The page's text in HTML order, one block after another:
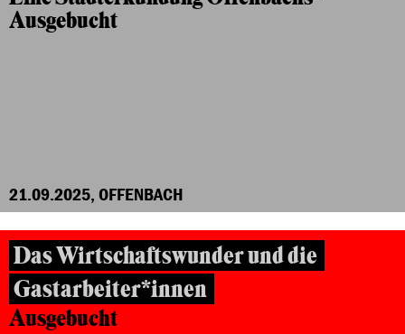
Ausgebucht
21.09.2025, OFFENBACH
Das Wirtschaftswunder und die
Gastarbeiter*innen
Ausgebucht